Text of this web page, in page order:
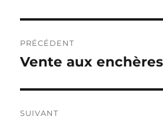
de
PRÉCÉDENT
Publication
Vente aux
SUIVANT